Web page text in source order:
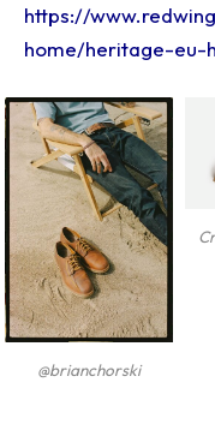
https://
home/heritage-eu-
@brianchorski